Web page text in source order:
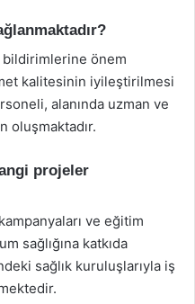
önem
kalitesinin iyileştirilmesi
alanında uzman ve
oluşmaktadır.
projeler
ve eğitim
sağlığına katkıda
sağlık kuruluşlarıyla iş